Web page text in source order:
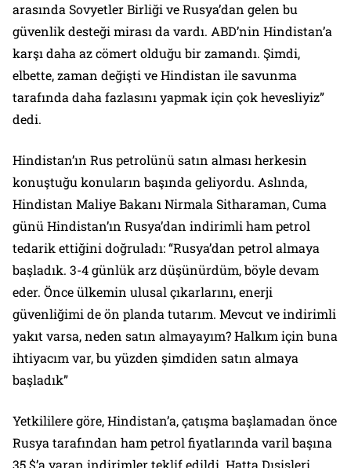
arasında Sovyetler Birliği ve Rusya’dan gelen bu
güvenlik desteği mirası da vardı. ABD’nin Hindistan’a
karşı daha az cömert olduğu bir zamandı. Şimdi,
elbette, zaman değişti ve Hindistan ile savunma
tarafında daha fazlasını yapmak için çok hevesliyiz”
dedi.
Hindistan’ın Rus petrolünü satın alması herkesin
konuştuğu konuların başında geliyordu. Aslında,
Hindistan Maliye Bakanı Nirmala Sitharaman, Cuma
günü Hindistan’ın Rusya’dan indirimli ham petrol
tedarik ettiğini doğruladı: “Rusya’dan petrol almaya
başladık. 3-4 günlük arz düşünürdüm, böyle devam
eder. Önce ülkemin ulusal çıkarlarını, enerji
güvenliğimi de ön planda tutarım. Mevcut ve indirimli
yakıt varsa, neden satın almayayım? Halkım için buna
ihtiyacım var, bu yüzden şimdiden satın almaya
başladık”
Yetkililere göre, Hindistan’a, çatışma başlamadan önce
Rusya tarafından ham petrol fiyatlarında varil başına